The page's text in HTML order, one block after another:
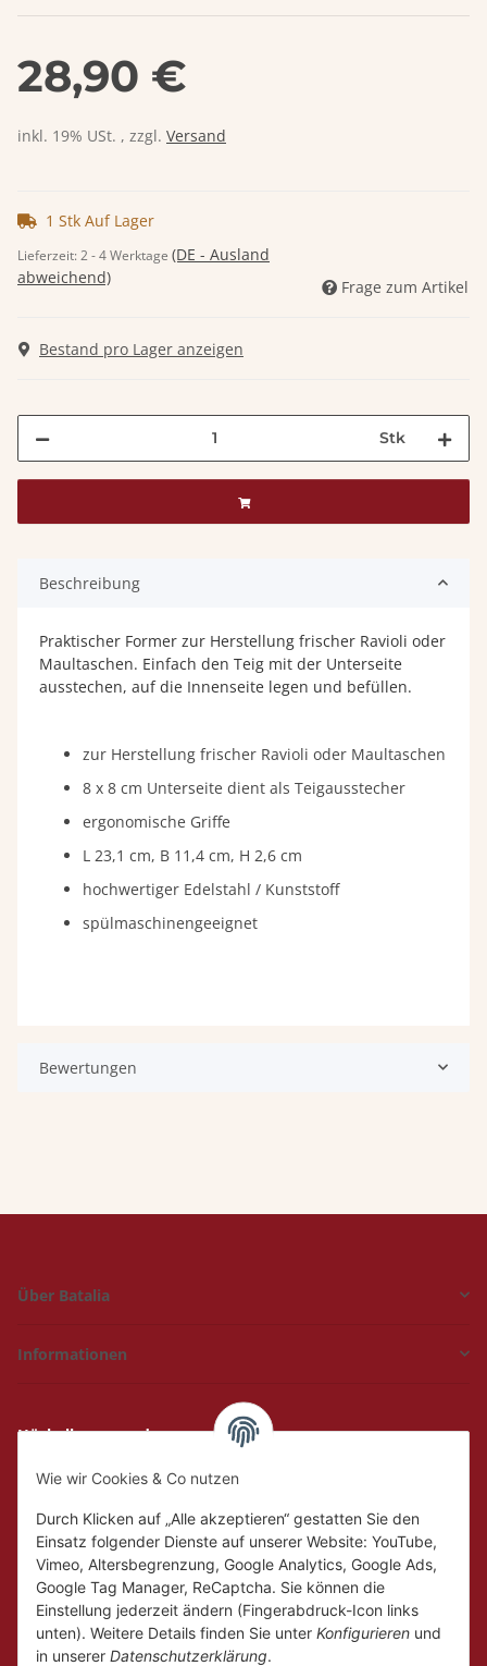
Wie wir Cookies & Co nutzen
Durch Klicken auf „Alle akzeptieren“ gestatten Sie den
Einsatz folgender Dienste auf unserer Website: YouTube,
Vimeo, Altersbegrenzung, Google Analytics, Google Ads,
Google Tag Manager, ReCaptcha. Sie können die
Einstellung jederzeit ändern (Fingerabdruck-Icon links
unten). Weitere Details finden Sie unter Konfigurieren und
in unserer Datenschutzerklärung.
28,90 €
inkl. 19% USt. , zzgl. Versand
1 Stk Auf Lager
Lieferzeit: 2 - 4 Werktage (DE - Ausland
abweichend)
Frage zum Artikel
Bestand pro Lager anzeigen
Stk
Beschreibung
Praktischer Former zur Herstellung frischer Ravioli oder
Maultaschen. Einfach den Teig mit der Unterseite
ausstechen, auf die Innenseite legen und befüllen.
zur Herstellung frischer Ravioli oder Maultaschen
8 x 8 cm Unterseite dient als Teigausstecher
ergonomische Griffe
L 23,1 cm, B 11,4 cm, H 2,6 cm
hochwertiger Edelstahl / Kunststoff
spülmaschinengeeignet
Bewertungen
Über Batalia
Informationen
Hückelhoven und
Mo.
Ruhetag
Di. - Fr.
10:00 - 18:00
10:00 - 14:00